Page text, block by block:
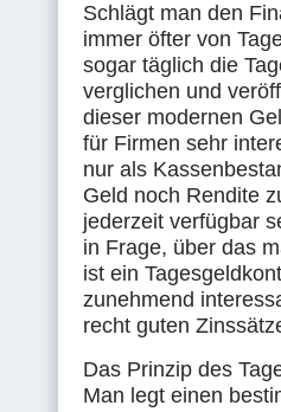
Schlägt man den
immer öfter von
sogar täglich die
verglichen und
dieser modernen
für Firmen sehr
nur als
Geld noch Rendite
jederzeit verfügbar
in Frage, über das
ist ein
zunehmend
recht guten
Das Prinzip des
Man legt einen